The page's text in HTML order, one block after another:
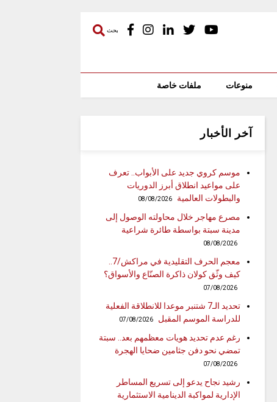
بحث
منوعات ملفات خاصة
آخر الأخبار
موسم كروي جديد على الأبواب.. تعرف
على مواعيد انطلاق أبرز الدوريات
والبطولات العالمية
08/08/2026
مصرع مهاجر خلال محاولته الوصول إلى
مدينة سبتة بواسطة طائرة شراعية
08/08/2026
معجم الحرف التقليدية في مراكش/7..
كيف وثّق كولان ذاكرة الصنّاع والأسواق؟
07/08/2026
تحديد الـ7 شتنبر موعدا للانطلاقة الفعلية
للدراسة الموسم المقبل
07/08/2026
رغم عدم تحديد هويات معظمهم بعد.. سبتة
تمضي نحو دفن جثامين ضحايا الهجرة
07/08/2026
رشيد نجاح يدعو إلى تسريع المساطر
الإدارية لمواكبة الدينامية الاستثمارية